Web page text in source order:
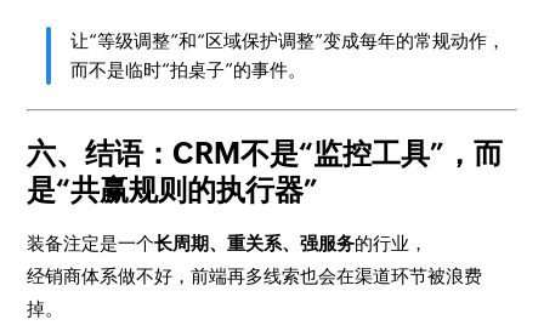
让“等级调整”和“区域保护调整”变成每年的常规动作，
而不是临时“拍桌子”的事件。
六、结语：CRM不是“监控工具”，而
是“共赢规则的执行器”
装备注定是一个长周期、重关系、强服务的行业，
经销商体系做不好，前端再多线索也会在渠道环节被浪费
掉。